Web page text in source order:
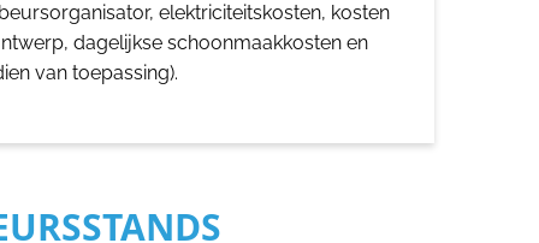
elektriciteitskosten, kosten
dagelijkse schoonmaakkosten en
van toepassing).